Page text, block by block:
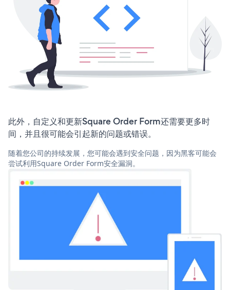
此外，自定义和更新Square Order Form还需要更多时
间，并且很可能会引起新的问题或错误。
随着您公司的持续发展，您可能会遇到安全问题，因为黑客可能会
尝试利用Square Order Form安全漏洞。